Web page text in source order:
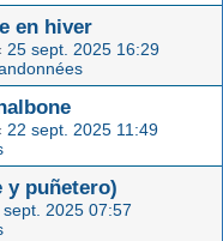
en hiver
25 sept. 2025 16:29
22 sept. 2025 11:49
y puñetero)
sept. 2025 07:57